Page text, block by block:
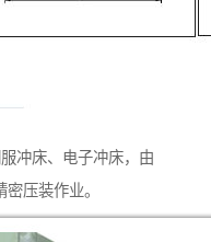
冲床、电子冲床，由
压装作业。